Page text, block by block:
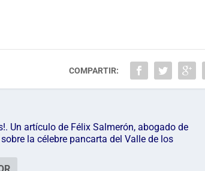
COMPARTIR:
Un artículo de Félix Salmerón, abogado de
la célebre pancarta del Valle de los